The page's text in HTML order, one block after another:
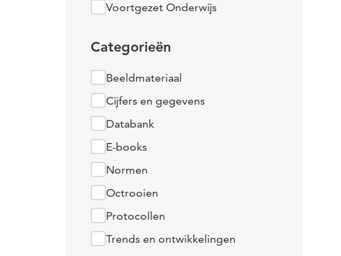
Voortgezet Onderwijs
Categorieën
Beeldmateriaal
Cijfers en gegevens
Databank
E-books
Normen
Octrooien
Protocollen
Trends en ontwikkelingen